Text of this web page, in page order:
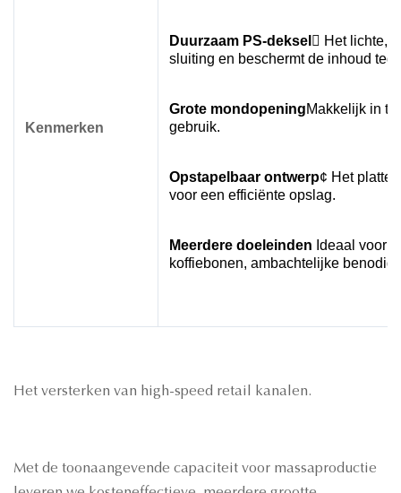
Kenmerken
Duurzaam PS-deksel  Het lichte,
sluiting en beschermt de inhoud
Grote mondopeningMakkelijk in
gebruik.
Opstapelbaar ontwerp¢ Het platte
voor een efficiënte opslag.
Meerdere doeleinden
Ideaal voor
koffiebonen, ambachtelijke
Het versterken van high-speed retail kanalen.
Met de toonaangevende capaciteit voor massaproductie